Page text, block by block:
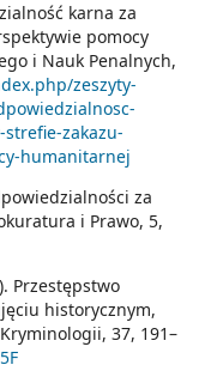
karna za
pomocy
i Nauk Penalnych,
zeszyty-
zakazu-
humanitarnej
za
i Prawo, 5,
Przestępstwo
historycznym,
37, 191–